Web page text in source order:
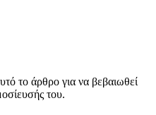
το άρθρο για να βεβαιωθεί
του.